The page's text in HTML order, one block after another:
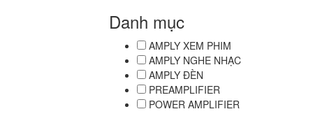
Danh mục
AMPLY XEM PHIM
AMPLY NGHE NHẠC
AMPLY ĐÈN
PREAMPLIFIER
POWER AMPLIFIER